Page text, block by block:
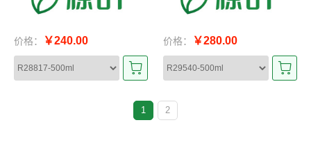
价格： ￥240.00 价格： ￥280.00
1 2